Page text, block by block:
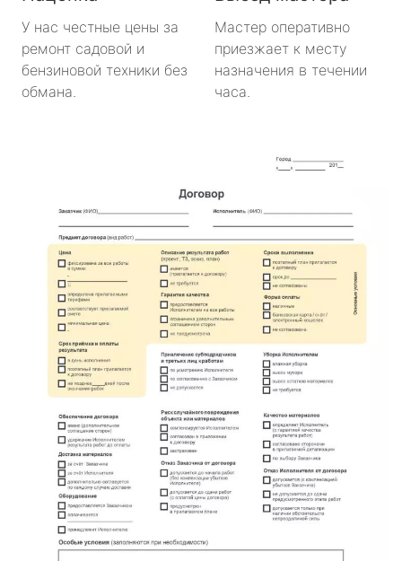
У нас честные цены за
ремонт садовой и
бензиновой техники без
обмана.
Мастер оперативно
приезжает к месту
назначения в течении
часа.